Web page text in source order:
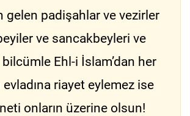
gelen padişahlar ve vezirler
ve sancakbeyleri ve
bilcümle Ehl-i İslam’dan her
riayet eylemez ise
onların üzerine olsun!